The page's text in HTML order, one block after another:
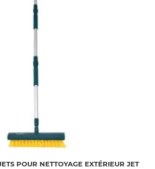
POUR NETTOYAGE EXTÉRIEUR JET